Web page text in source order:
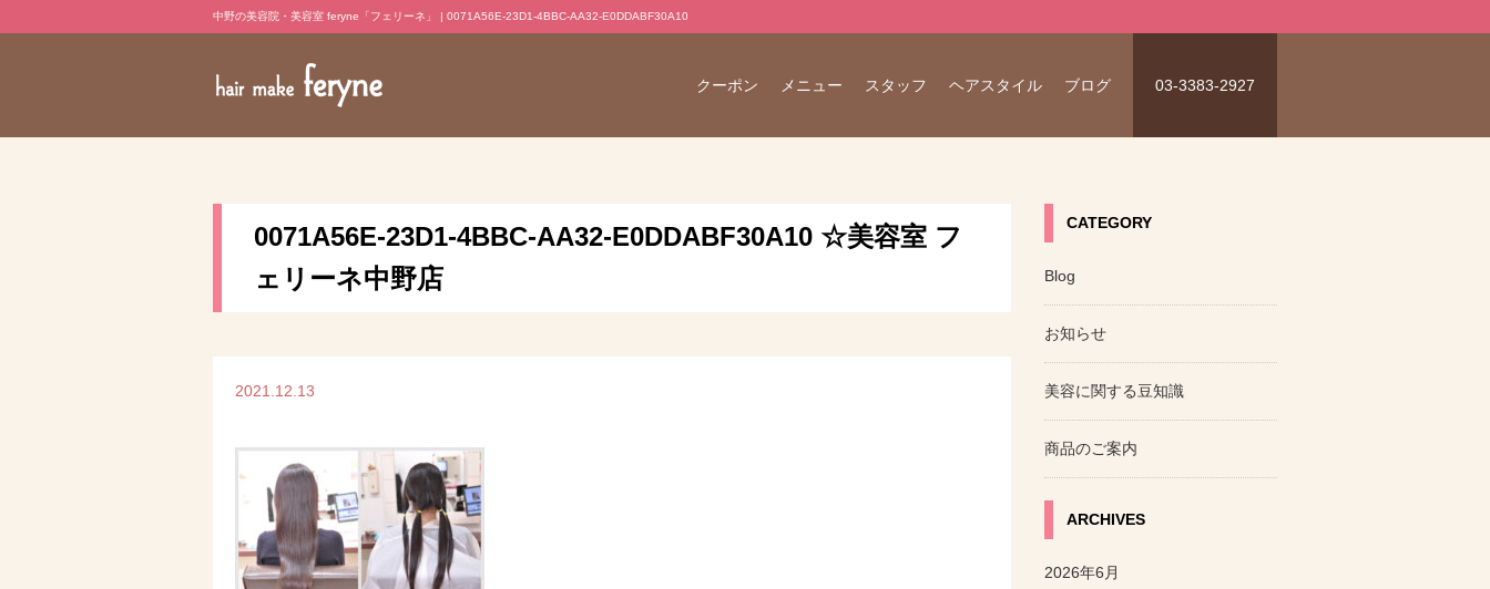
中野の美容院・美容室 feryne「フェリーネ」 | 0071A56E-23D1-4BBC-AA32-E0DDABF30A10
03-3383-2927
ブログ
ヘアスタイル
スタッフ
メニュー
クーポン
0071A56E-23D1-4BBC-AA32-E0DDABF30A10 ☆美容室 フ
ェリーネ中野店
2021.12.13
CATEGORY
Blog
お知らせ
美容に関する豆知識
商品のご案内
ARCHIVES
2026年6月